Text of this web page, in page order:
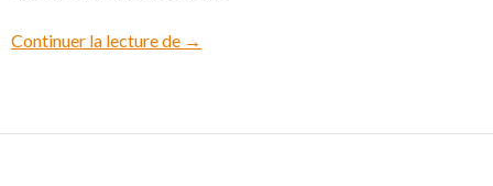
Continuer la lecture de Petite Pensée
→